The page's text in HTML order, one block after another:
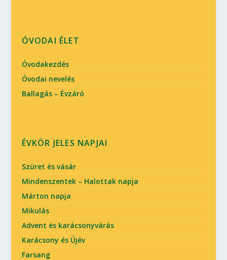
ÓVODAI ÉLET
Óvodakezdés
Óvodai nevelés
Ballagás – Évzáró
ÉVKÖR JELES NAPJAI
Szüret és vásár
Mindenszentek – Halottak napja
Márton napja
Mikulás
Advent és karácsonyvárás
Karácsony és Újév
Farsang